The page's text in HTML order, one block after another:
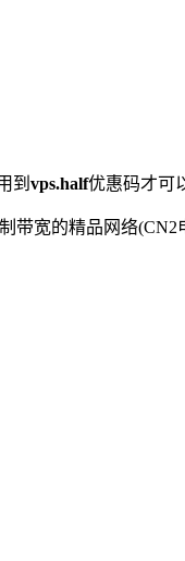
到 vps.half优惠码才可
带宽的精品网络